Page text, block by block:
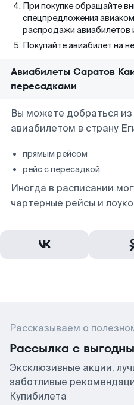
При покупке обращайте
спецпредложения
распродажи авиабилетов
Покупайте авиабилет на
Авиабилеты Саратов
пересадками
Вы можете добраться
авиабилетом в страну
прямым рейсом
рейс с пересадкой
Иногда в расписании
чартерные рейсы и
Рассказываем о
Рассылка с
Эксклюзивные акции,
заботливые
Купибилета